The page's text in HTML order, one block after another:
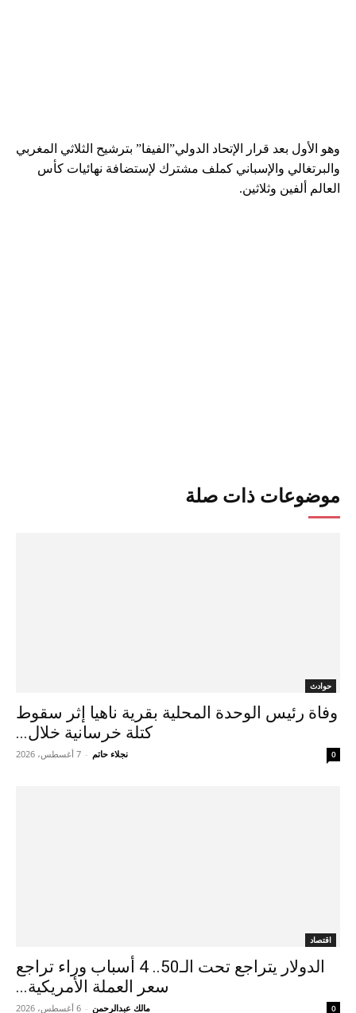
وهو الأول بعد قرار الإتحاد الدولي”الفيفا” بترشيح الثلاثي المغربي
والبرتغالي والإسباني كملف مشترك لإستضافة نهائيات كأس
العالم ألفين وثلاثين.
موضوعات ذات صلة
حوادث
وفاة رئيس الوحدة المحلية بقرية ناهيا إثر سقوط
كتلة خرسانية خلال...
نجلاء حاتم - 7 أغسطس، 2026 0
اقتصاد
الدولار يتراجع تحت الـ50.. 4 أسباب وراء تراجع
سعر العملة الأمريكية...
مالك عبدالرحمن - 6 أغسطس، 2026 0